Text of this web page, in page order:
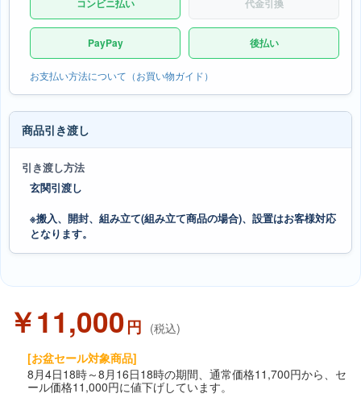
コンビニ払い 代金引換
PayPay 後払い
お支払い方法について（お買い物ガイド）
商品引き渡し
引き渡し方法
玄関引渡し
※搬入、開封、組み立て(組み立て商品の場合)、設置はお客様対応
となります。
￥11,000円 (税込)
[お盆セール対象商品]
8月4日18時～8月16日18時の期間、通常価格11,700円から、セ
ール価格11,000円に値下げしています。